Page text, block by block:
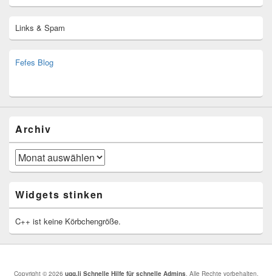
Links & Spam
Fefes Blog
Archiv
Archiv
Widgets stinken
C++ ist keine Körbchengröße.
Copyright © 2026 ugg.li Schnelle Hilfe für schnelle Admins . Alle Rechte vorbehalten.